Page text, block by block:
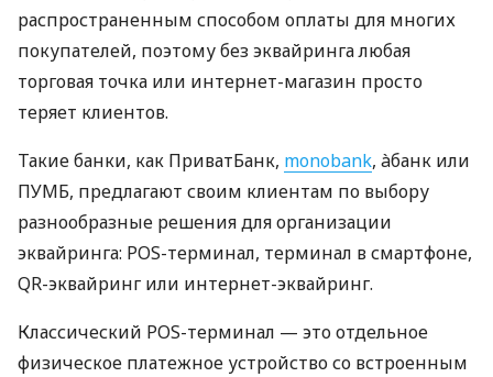
распространенным способом оплаты для многих
покупателей, поэтому без эквайринга любая
торговая точка или интернет-магазин просто
теряет клиентов.
Такие банки, как ПриватБанк, monobank, àбанк или
ПУМБ, предлагают своим клиентам по выбору
разнообразные решения для организации
эквайринга: POS-терминал, терминал в смартфоне,
QR-эквайринг или интернет-эквайринг.
Классический POS-терминал — это отдельное
физическое платежное устройство со встроенным